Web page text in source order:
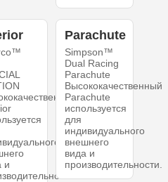
и
Parachute
Simpson™
Dual Racing
Parachute
Высококачественный
Parachute
используется
для
индивидуального
внешнего
вида и
производительности.